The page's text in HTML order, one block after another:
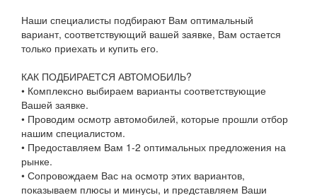
Наши специалисты подбирают Вам оптимальный
вариант, соответствующий вашей заявке, Вам остается
только приехать и купить его.
КАК ПОДБИРАЕТСЯ АВТОМОБИЛЬ?
• Комплексно выбираем варианты соответствующие
Вашей заявке.
• Проводим осмотр автомобилей, которые прошли отбор
нашим специалистом.
• Предоставляем Вам 1-2 оптимальных предложения на
рынке.
• Сопровождаем Вас на осмотр этих вариантов,
показываем плюсы и минусы, и представляем Ваши